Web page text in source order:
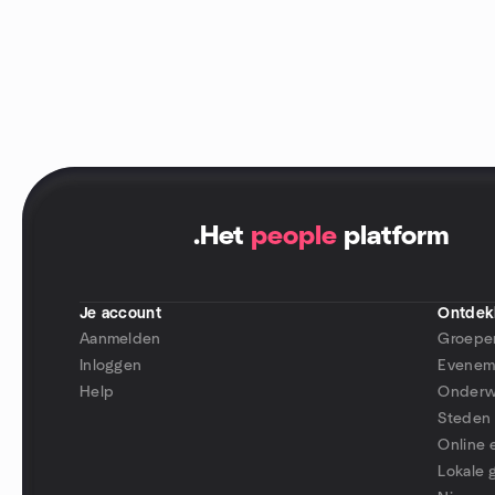
. Het people platform
Je account
Aanmelden
Inloggen
Help
Steden
Online
Lokale